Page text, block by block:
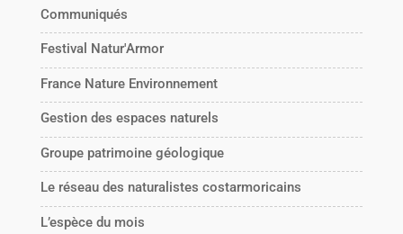
Communiqués
Festival Natur'Armor
France Nature Environnement
Gestion des espaces naturels
Groupe patrimoine géologique
Le réseau des naturalistes costarmoricains
L’espèce du mois